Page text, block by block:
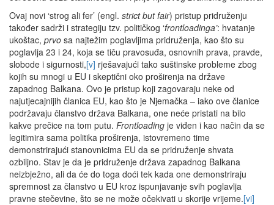
Ovaj novi ‘strog ali fer’ (engl. strict but fair) pristup pridruženju
također sadrži i strategiju tzv. političkog ‘frontloadinga’: hvatanje
ukoštac, prvo sa najtežim poglavljima pridruženja, kao što su
poglavlja 23 i 24, koja se tiču pravosuđa, osnovnih prava, pravde,
slobode i sigurnosti,[v] rješavajući tako suštinske probleme zbog
kojih su mnogi u EU i skeptični oko proširenja na države
zapadnog Balkana. Ovo je pristup koji zagovaraju neke od
najutjecajnijih članica EU, kao što je Njemačka – iako ove članice
podržavaju članstvo država Balkana, one neće pristati na bilo
kakve prečice na tom putu. Frontloading je viđen i kao način da se
legitimira sama politika proširenja, istovremeno time
demonstrirajući stanovnicima EU da se pridruženje shvata
ozbiljno. Stav je da je pridruženje država zapadnog Balkana
neizbježno, ali da će do toga doći tek kada one demonstriraju
spremnost za članstvo u EU kroz ispunjavanje svih poglavlja
pravne stečevine, što se ne može očekivati u skorije vrijeme.[vi]